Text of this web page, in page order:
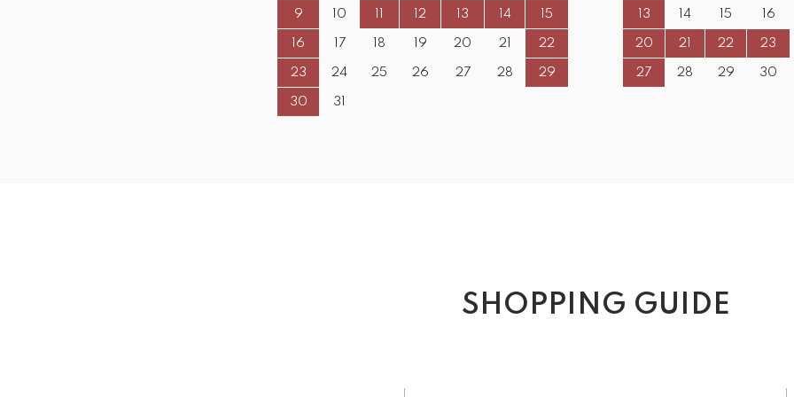
9 10 12 13 14 15
16 17 18 19 20 21 22
23 24 25 26 27 28 29
30 31
13 14 15 16
20 21 22 23
27 28 29 30
SHOPPING GUIDE